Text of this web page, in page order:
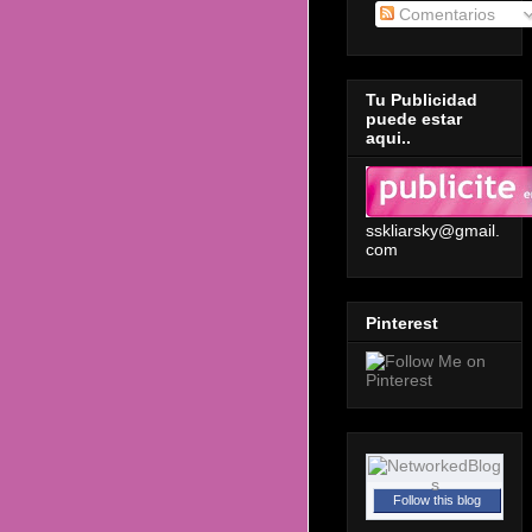
Comentarios
Tu Publicidad
puede estar
aqui..
sskliarsky@gmail.
com
Pinterest
Follow this blog